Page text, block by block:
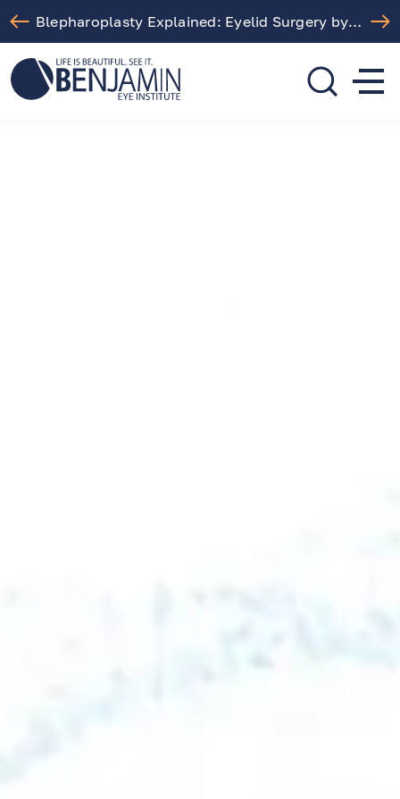
Blepharoplasty Explained: Eyelid Surgery by Dr. Arthur Benjamin in Los Angeles
310.275.5533